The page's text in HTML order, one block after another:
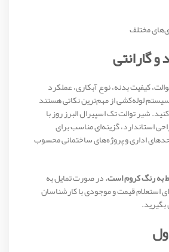
مختلف
گارانتی
کیفیت بدنه، نوع آبکاری، عملکرد
سیستم لوله‌کشی از مهم‌ترین نکاتی هستند
شیر توالت تک اسپیرال البرز روز با
استاندارد، گزینه‌ای مناسب برای
اداری و پروژه‌های ساختمانی محسوب
به رنگ کروم است.در صورت تمایل به
استعلام قیمت و موجودی با کارشناسان